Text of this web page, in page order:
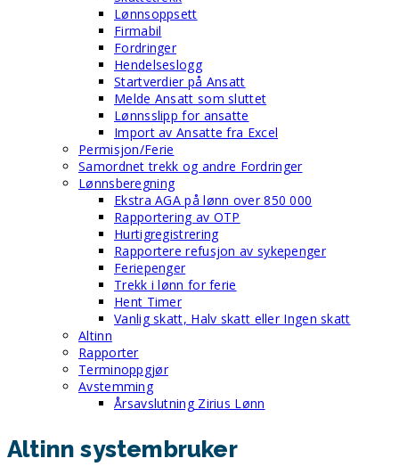
Lønnsoppsett
Firmabil
Fordringer
Hendelseslogg
Startverdier på Ansatt
Melde Ansatt som sluttet
Lønnsslipp for ansatte
Import av Ansatte fra Excel
Permisjon/Ferie
Samordnet trekk og andre Fordringer
Lønnsberegning
Ekstra AGA på lønn over 850 000
Rapportering av OTP
Hurtigregistrering
Rapportere refusjon av sykepenger
Feriepenger
Trekk i lønn for ferie
Hent Timer
Vanlig skatt, Halv skatt eller Ingen skatt
Altinn
Rapporter
Terminoppgjør
Avstemming
Årsavslutning Zirius Lønn
Altinn systembruker